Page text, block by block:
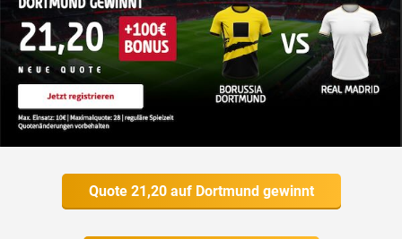
Quote 21,20 auf Dortmund gewinnt